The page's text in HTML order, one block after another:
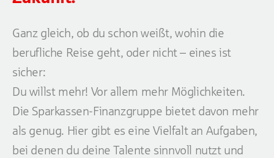
Ganz gleich, ob du schon weißt, wohin die
berufliche Reise geht, oder nicht – eines ist
sicher:
Du willst mehr! Vor allem mehr Möglichkeiten.
Die Sparkassen-Finanzgruppe bietet davon mehr
als genug. Hier gibt es eine Vielfalt an Aufgaben,
bei denen du deine Talente sinnvoll nutzt und